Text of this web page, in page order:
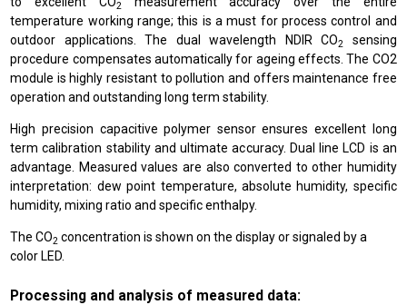
2
temperature working range; this is a must for process control and
outdoor applications. The dual wavelength NDIR CO2
sensing
procedure compensates automatically for ageing effects. The CO2
module is highly resistant to pollution and offers maintenance free
operation and outstanding long term stability.
High precision capacitive polymer sensor ensures excellent long
term calibration stability and ultimate accuracy. Dual line LCD is an
advantage. Measured values are also converted to other humidity
interpretation: dew point temperature, absolute humidity, specific
humidity, mixing ratio and specific enthalpy.
The CO2 concentration is shown on the display or signaled by a
color LED.
Processing and analysis of measured data: